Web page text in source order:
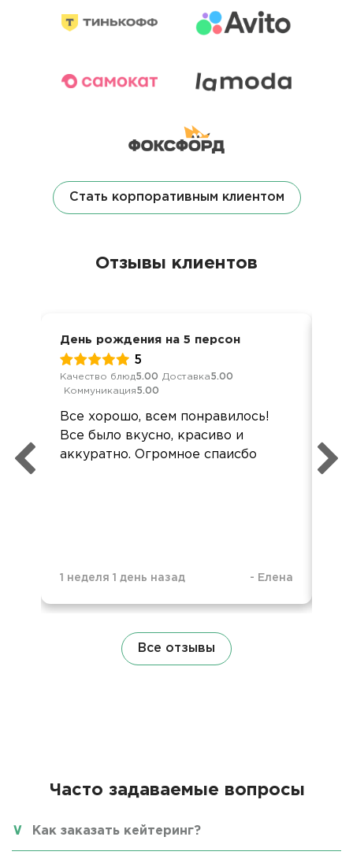
Стать корпоративным клиентом
Отзывы клиентов
День рождения на 5 персон
5
Качество блюд5.00 Доставка5.00
Коммуникация5.00
Все хорошо, всем понравилось!
Все было вкусно, красиво и
аккуратно. Огромное спаисбо
1 неделя 1 день назад - Елена
Все отзывы
Часто задаваемые вопросы
Как заказать кейтеринг?